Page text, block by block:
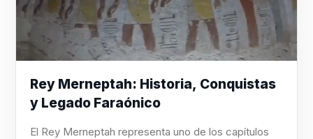
Rey Merneptah: Historia, Conquistas
y Legado Faraónico
El Rey Merneptah representa uno de los capítulos